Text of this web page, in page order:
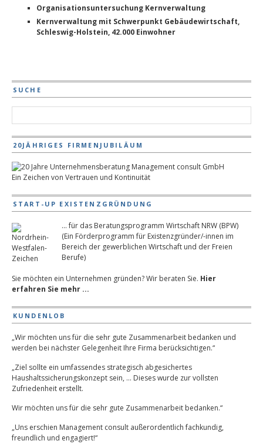
Organisationsuntersuchung Kernverwaltung
Kernverwaltung mit Schwerpunkt Gebäudewirtschaft,
Schleswig-Holstein, 42.000 Einwohner
SUCHE
20JÄHRIGES FIRMENJUBILÄUM
Ein Zeichen von Vertrauen und Kontinuität
START-UP EXISTENZGRÜNDUNG
... für das Beratungsprogramm Wirtschaft NRW (BPW)
(Ein Förderprogramm für Existenzgründer/-innen im
Bereich der gewerblichen Wirtschaft und der Freien
Berufe)
Sie möchten ein Unternehmen gründen? Wir beraten Sie. Hier
erfahren Sie mehr ...
KUNDENLOB
„Wir möchten uns für die sehr gute Zusammenarbeit bedanken und
werden bei nächster Gelegenheit Ihre Firma berücksichtigen.“
„Ziel sollte ein umfassendes strategisch abgesichertes
Haushaltssicherungskonzept sein, … Dieses wurde zur vollsten
Zufriedenheit erstellt.
Wir möchten uns für die sehr gute Zusammenarbeit bedanken.“
„Uns erschien Management consult außerordentlich fachkundig,
freundlich und engagiert!“